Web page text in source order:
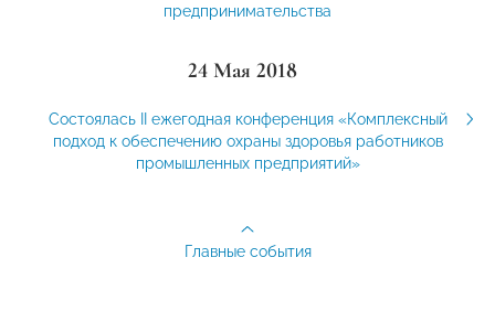
предпринимательства
24 Мая 2018
Состоялась II ежегодная конференция «Комплексный
подход к обеспечению охраны здоровья работников
промышленных предприятий»
Главные события